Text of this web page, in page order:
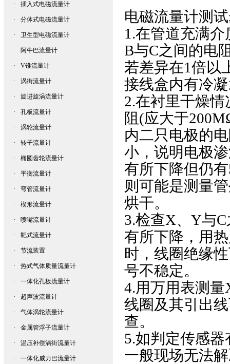
· 插入式电磁流量计
· 分体式电磁流量计
· 卫生型电磁流量计
· 阿牛巴流量计
· V锥流量计
· 涡街流量计
· 旋进旋涡流量计
· 孔板流量计
· 涡轮流量计
· 转子流量计
· 椭圆齿轮流量计
· 平衡流量计
· 弯管流量计
· 楔形流量计
· 喷嘴流量计
· 靶式流量计
· 节流装置
· 热式气体质量流量计
· 一体化孔板流量计
· 超声波流量计
· 气体涡轮流量计
· 金属管浮子流量计
· 温压补偿涡街流量计
· 一体化威力巴流量计
电磁流量计测
1.在管道充满
B与C之间的电
若差异在1倍以
接线盒内有冷
2.在衬里干燥
阻(应大于
内二只电极的
小，说明电极
有所下降但仍
则可能是测量
烘干。
3.检查X、Y与
有所下降，用
时，线圈绝缘
号不稳定。
4.用万用表测
线圈及其引出
查。
5.如判定传感
一般现场无法